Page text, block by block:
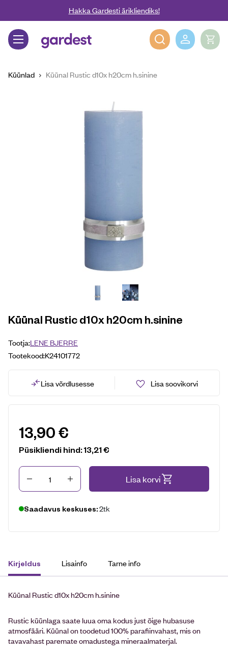
Liigu edasi põhisisu juurdeHakka Gardesti ärikliendiks!
Gardest
Küünlad Küünal Rustic d10x h20cm h.sinine
Küünal Rustic d10x h20cm h.sinine
Tootja:LENE BJERRE
Tootekood:K24101772
Lisa võrdlusesse Lisa soovikorvi
13,90€
Püsikliendi hind:13,21€
Kogus Lisa korvi
Saadavus keskuses:2tk
Kirjeldus Lisainfo Tarne info
Küünal Rustic d10x h20cm h.sinine
Rustic küünlaga saate luua oma kodus just õige hubasuse
atmosfääri. Küünal on toodetud 100% parafiinvahast, mis on
tavavahast paremate omadustega mineraalmaterjal.